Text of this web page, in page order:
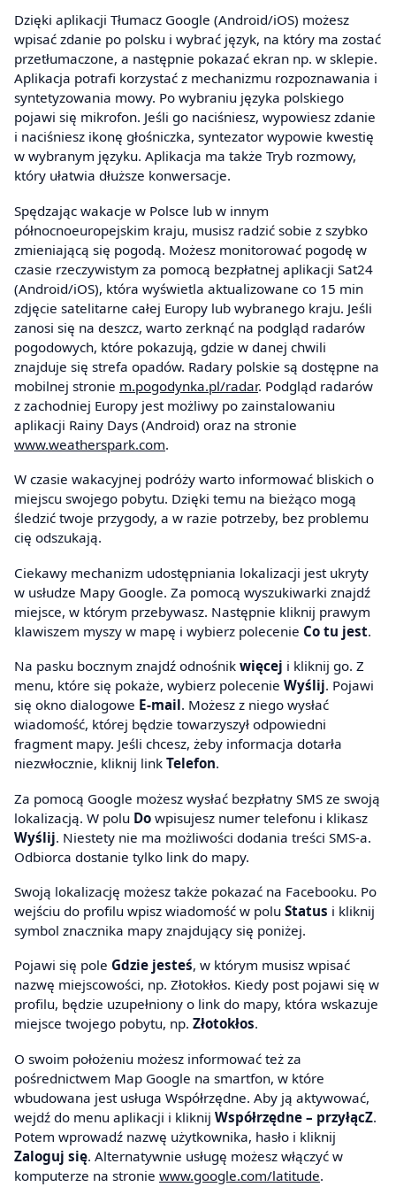
Dzięki aplikacji Tłumacz Google (Android/iOS) możesz
wpisać zdanie po polsku i wybrać język, na który ma zostać
przetłumaczone, a następnie pokazać ekran np. w sklepie.
Aplikacja potrafi korzystać z mechanizmu rozpoznawania i
syntetyzowania mowy. Po wybraniu języka polskiego
pojawi się mikrofon. Jeśli go naciśniesz, wypowiesz zdanie
i naciśniesz ikonę głośniczka, syntezator wypowie kwestię
w wybranym języku. Aplikacja ma także Tryb rozmowy,
który ułatwia dłuższe konwersacje.
Spędzając wakacje w Polsce lub w innym
północnoeuropejskim kraju, musisz radzić sobie z szybko
zmieniającą się pogodą. Możesz monitorować pogodę w
czasie rzeczywistym za pomocą bezpłatnej aplikacji Sat24
(Android/iOS), która wyświetla aktualizowane co 15 min
zdjęcie satelitarne całej Europy lub wybranego kraju. Jeśli
zanosi się na deszcz, warto zerknąć na podgląd radarów
pogodowych, które pokazują, gdzie w danej chwili
znajduje się strefa opadów. Radary polskie są dostępne na
mobilnej stronie m.pogodynka.pl/radar. Podgląd radarów
z zachodniej Europy jest możliwy po zainstalowaniu
aplikacji Rainy Days (Android) oraz na stronie
www.weatherspark.com.
W czasie wakacyjnej podróży warto informować bliskich o
miejscu swojego pobytu. Dzięki temu na bieżąco mogą
śledzić twoje przygody, a w razie potrzeby, bez problemu
cię odszukają.
Ciekawy mechanizm udostępniania lokalizacji jest ukryty
w usłudze Mapy Google. Za pomocą wyszukiwarki znajdź
miejsce, w którym przebywasz. Następnie kliknij prawym
klawiszem myszy w mapę i wybierz polecenie Co tu jest.
Na pasku bocznym znajdź odnośnik więcej i kliknij go. Z
menu, które się pokaże, wybierz polecenie Wyślij. Pojawi
się okno dialogowe E-mail. Możesz z niego wysłać
wiadomość, której będzie towarzyszył odpowiedni
fragment mapy. Jeśli chcesz, żeby informacja dotarła
niezwłocznie, kliknij link Telefon.
Za pomocą Google możesz wysłać bezpłatny SMS ze swoją
lokalizacją. W polu Do wpisujesz numer telefonu i klikasz
Wyślij. Niestety nie ma możliwości dodania treści SMS-a.
Odbiorca dostanie tylko link do mapy.
Swoją lokalizację możesz także pokazać na Facebooku. Po
wejściu do profilu wpisz wiadomość w polu Status i kliknij
symbol znacznika mapy znajdujący się poniżej.
Pojawi się pole Gdzie jesteś, w którym musisz wpisać
nazwę miejscowości, np. Złotokłos. Kiedy post pojawi się w
profilu, będzie uzupełniony o link do mapy, która wskazuje
miejsce twojego pobytu, np. Złotokłos.
O swoim położeniu możesz informować też za
pośrednictwem Map Google na smartfon, w które
wbudowana jest usługa Współrzędne. Aby ją aktywować,
wejdź do menu aplikacji i kliknij Współrzędne – przyłącZ.
Potem wprowadź nazwę użytkownika, hasło i kliknij
Zaloguj się. Alternatywnie usługę możesz włączyć w
komputerze na stronie www.google.com/latitude.